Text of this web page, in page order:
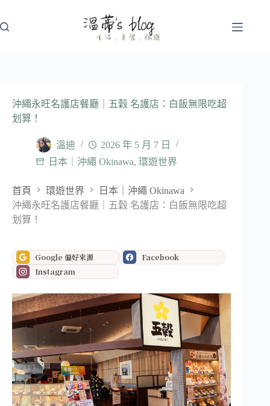
至
沖繩永旺名護店餐廳｜五穀 名護店：白飯無限吃超
划算！
溫迪
2026 年 5 月 7 日
日本｜沖繩 Okinawa, 環遊世界
首頁 環遊世界
日本｜沖繩 Okinawa
沖繩永旺名護店餐廳｜五穀 名護店：白飯無限吃超
划算！
Google 偏好來源
Facebook
Instagram